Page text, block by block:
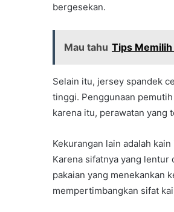
bergesekan.
Mau tahu Tips Memilih
Selain itu, jersey spandek
tinggi. Penggunaan
karena itu, perawatan yang
Kekurangan lain adalah
Karena sifatnya yang lentur
pakaian yang menekankan
mempertimbangkan sifat